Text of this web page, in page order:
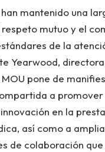
han mantenido una
mutuo y el
de la
Yearwood,
MOU pone de
a
en la
así como a
de colaboración